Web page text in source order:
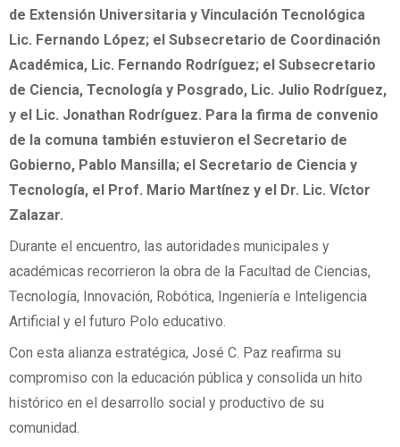
de Extensión Universitaria y Vinculación Tecnológica
Lic. Fernando López; el Subsecretario de Coordinación
Académica, Lic. Fernando Rodríguez; el Subsecretario
de Ciencia, Tecnología y Posgrado, Lic. Julio Rodríguez,
y el Lic. Jonathan Rodríguez. Para la firma de convenio
de la comuna también estuvieron el Secretario de
Gobierno, Pablo Mansilla; el Secretario de Ciencia y
Tecnología, el Prof. Mario Martínez y el Dr. Lic. Víctor
Zalazar.
Durante el encuentro, las autoridades municipales y
académicas recorrieron la obra de la Facultad de Ciencias,
Tecnología, Innovación, Robótica, Ingeniería e Inteligencia
Artificial y el futuro Polo educativo.
Con esta alianza estratégica, José C. Paz reafirma su
compromiso con la educación pública y consolida un hito
histórico en el desarrollo social y productivo de su
comunidad.